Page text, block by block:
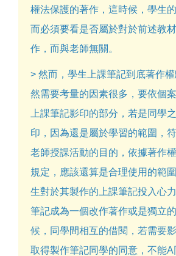
權法保護的著作，這時候，學生
而必須要看是否屬於對於前述教
作，而與老師無關。
> 然而，學生上課筆記到底著作
然需要考量的因素很多，要依個
上課筆記影印的部分，若是同學
印，因為還是屬於學習的範圍，
老師授課活動的目的，依據著作
規定，應該還算是合理使用的範
生對於其製作的上課筆記投入心
筆記成為一個改作著作或是獨立
候，同學間相互的借閱，若需要
取得製作筆記同學的同意，不能